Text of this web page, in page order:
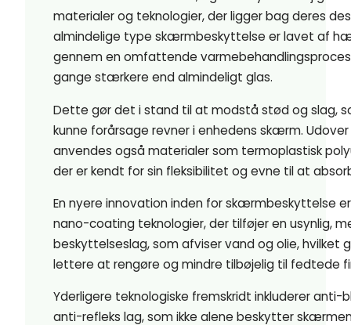
materialer og teknologier, der ligger bag deres
almindelige type skærmbeskyttelse er lavet af
gennem en omfattende
gange stærkere end almindeligt glas.
Dette gør det i stand til at modstå stød og slag,
kunne forårsage revner i enhedens skærm.
anvendes også materialer som termoplastisk
der er kendt for sin fleksibilitet og evne til at
En nyere innovation inden for skærmbeskyttelse
nano-coating teknologier, der tilføjer en usynlig,
beskyttelseslag, som afviser vand og olie, hvilket
lettere at rengøre og mindre tilbøjelig til fedtede
Yderligere teknologiske fremskridt inkluderer anti-
anti-refleks lag, som ikke alene beskytter